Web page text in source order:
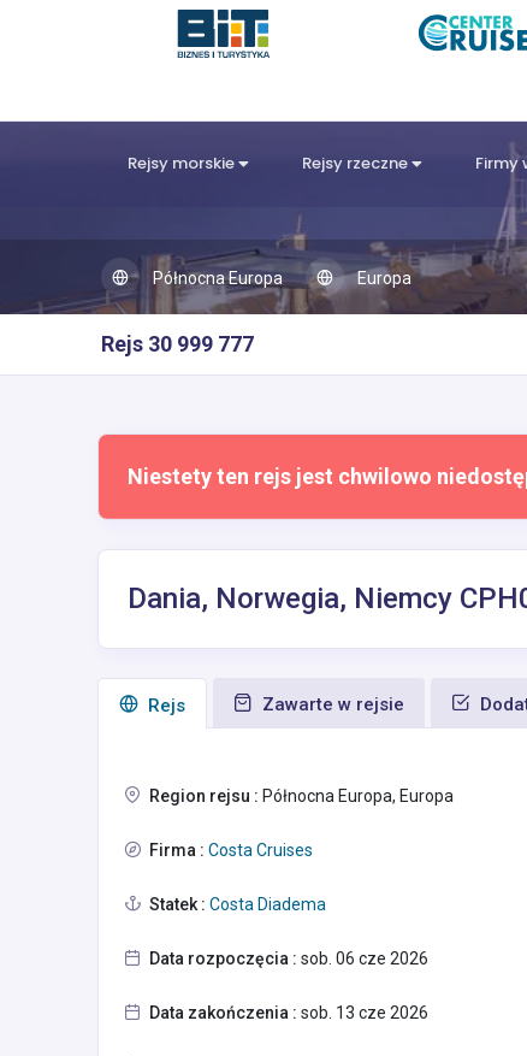
Rejsy morskie Rejsy rzeczne Firmy
Północna Europa Europa
Rejs 30 999 777
Niestety ten rejs jest chwilowo
Dania, Norwegia, Niemcy
Rejs Zawarte w rejsie
Region rejsu : Północna Europa, Europa
Firma : Costa Cruises
Statek : Costa Diadema
Data rozpoczęcia : sob. 06 cze 2026
Data zakończenia : sob. 13 cze 2026